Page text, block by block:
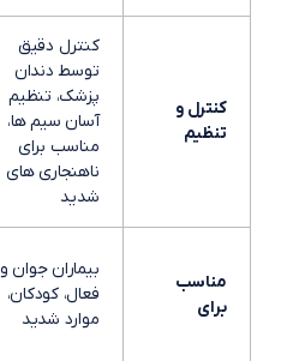
کنترل و
تنظیم
کنترل دقیق
توسط دندان
پزشک، تنظیم
آسان سیم ها،
مناسب برای
ناهنجاری های
شدید
مناسب
برای
بیماران جوان و
فعال، کودکان،
موارد شدید